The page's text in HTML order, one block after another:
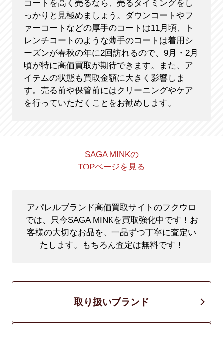
コートを高く売るなら、売るタイミングをし
っかりと見極めましょう。ダウンコートやフ
ァーコートなどの厚手のコートは11月頃、ト
レンチコートのような薄手のコートは着用シ
ーズンが春秋の年に2回訪れるので、9月・2月
頃が特に高価買取が期待できます。また、ア
イテムの状態も買取金額に大きく影響しま
す。売る前や保管前にはクリーニングやケア
を行っていただくことをお勧めします。
SAGA MINKの
TOPページを見る
アパレルブランド高価買取サイトのフクウロ
では、只今SAGA MINKを買取強化中です！ お
客様の大切なお品を、一品ずつ丁寧に査定い
たします。もちろん査定は無料です！
取り扱いブランド